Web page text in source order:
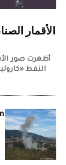
الأقمار
أظهرت صور
النفط